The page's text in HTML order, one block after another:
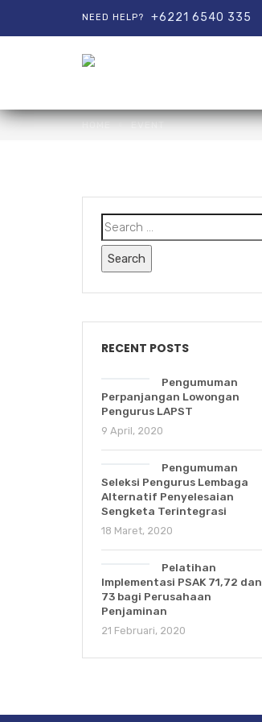
NEED HELP? +6221 6540 335
HOME EVENT
RECENT POSTS
Pengumuman
Perpanjangan Lowongan
Pengurus LAPST
9 April, 2020
Pengumuman
Seleksi Pengurus Lembaga
Alternatif Penyelesaian
Sengketa Terintegrasi
18 Maret, 2020
Pelatihan
Implementasi PSAK 71,72 dan
73 bagi Perusahaan
Penjaminan
21 Februari, 2020